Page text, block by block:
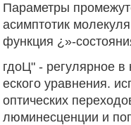
Параметры
асимптотик
функция ¿»-
гдоЦ" - регулярное
еского уравнения.
оптических
люминесценции и